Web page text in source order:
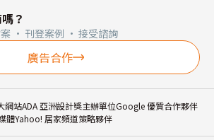
？
· 刊登案例 · 接受諮詢
廣告合作
網站ADA 亞洲設計獎主辦單位Google 優質合作夥伴
體Yahoo! 居家頻道策略夥伴